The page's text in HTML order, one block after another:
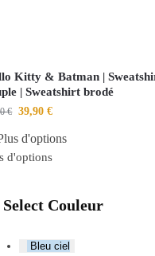
Kitty & Batman |
| Sweatshirt brodé
€ 39,90€
d'options
d'options
Select Couleur
Bleu ciel